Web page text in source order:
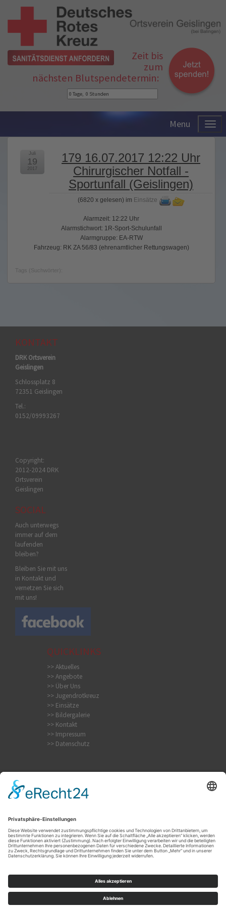
Zeit bis
zum
nächsten Blutspendetermin:
Menu
179 16.07.2017 12:22 Uhr
Chirurgischer Notfall -
Sportunfall (Geislingen)
(6820 x gelesen) im Einsätze
Juli
19
2017
Alarmzeit: 12:22 Uhr
Alarmstichwort: 1R-Sport-Schulunfall
Alarmgruppe: EA-RTW
Fahrzeug: RK ZA 56/83 (ehrenamtlicher Rettungswagen)
Tags (Suchwörter):
KONTAKT
DRK Ortsverein
Geislingen
Schlossplatz 8
72351 Geislingen
Tel.:
0152/09993267
Copyright:
2012-2024 DRK
Ortsverein
Geislingen
SOCIAL
Auch unterwegs
immer auf dem
laufenden
bleiben?
Bleiben Sie mit uns
in Kontakt und
vernetzen Sie sich
mit uns!
QUICKLINKS
>> Aktuelles
>> Angebote
>> Über Uns
>> Jugendrotkreuz
>> Einsätze
>> Bildergalerie
>> Kontakt
>> Impressum
>> Datenschutz
Internistischer Notfall